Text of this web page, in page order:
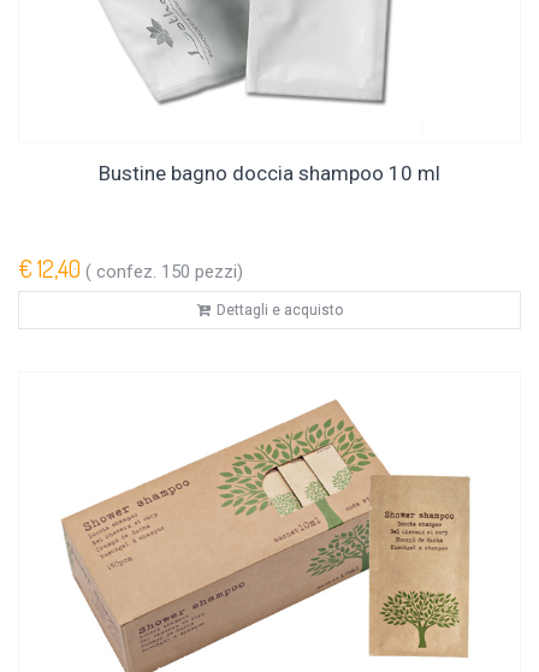
Bustine bagno doccia shampoo 10 ml
€ 12,40 ( confez. 150 pezzi)
Dettagli e acquisto